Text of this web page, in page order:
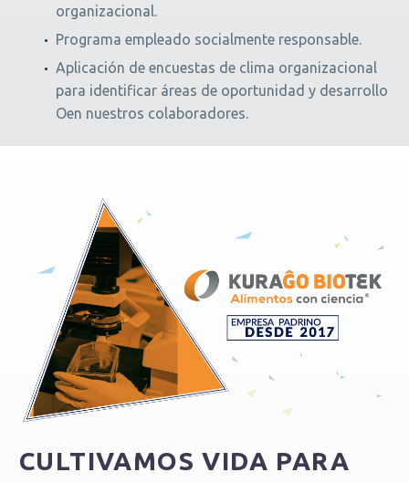
organizacional.
Programa empleado socialmente responsable.
Aplicación de encuestas de clima organizacional
para identificar áreas de oportunidad y desarrollo
Oen nuestros colaboradores.
CULTIVAMOS VIDA PARA